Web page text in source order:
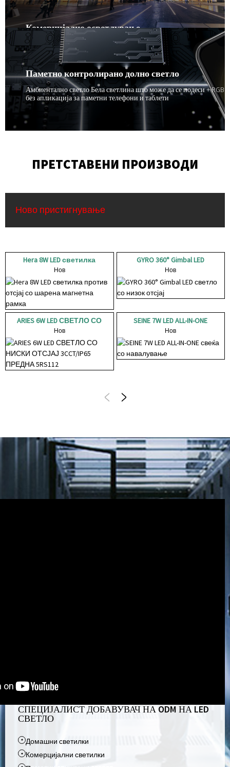
Комерцијално осветлување
Рефлектор со висок излез. Фасада против отсјај. Енергетски
ефикасен со речиси никакво потреба од одржување.
Паметно контролирано долно светло
Амбиентално светло Бела светлина што може да се подеси + RGB
без апликација за паметни телефони и таблети
ПРЕТСТАВЕНИ ПРОИЗВОДИ
Ново пристигнување
Hera 8W LED светилка
против отсјај со шарени...
Нов
ARIES 6W LED СВЕТЛО СО
НИСКИ ОТСЈАЈ 3CCT/IP65
ПРЕДНА...
Нов
GYRO 360° Gimbal LED
светло со низок отсјај
Нов
SEINE 7W LED ALL-IN-ONE
свеќа со навалување
Нов
СПЕЦИЈАЛИСТ ДОБАВУВАЧ НА ODM НА LED
СВЕТЛО
Домашни светилки
Комерцијални светилки